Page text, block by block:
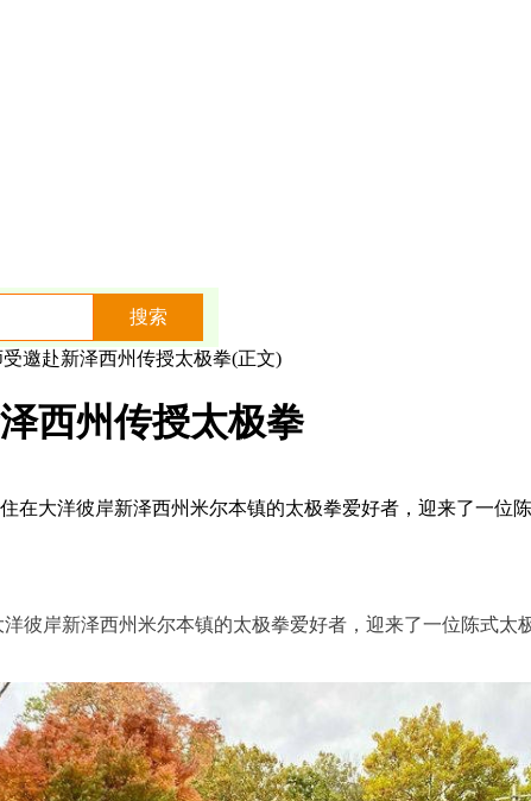
邀赴新泽西州传授太极拳(正文)
西州传授太极拳
在大洋彼岸新泽西州米尔本镇的太极拳爱好者，迎来了一
彼岸新泽西州米尔本镇的太极拳爱好者，迎来了一位陈式太